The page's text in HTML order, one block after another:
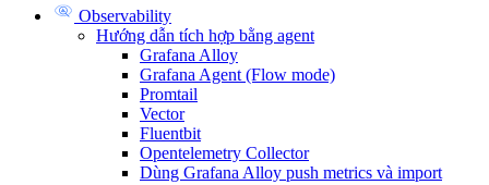
Observability
Hướng dẫn tích hợp bằng agent
Grafana Alloy
Grafana Agent (Flow mode)
Promtail
Vector
Fluentbit
Opentelemetry Collector
Dùng Grafana Alloy push metrics và import